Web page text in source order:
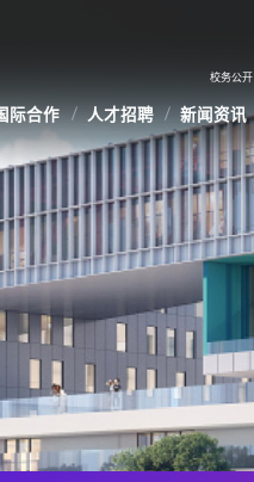
校务公开
际合作 人才招聘 新闻资讯